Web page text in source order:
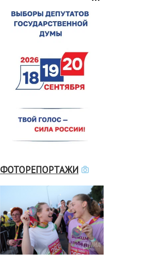
ФОТОРЕПОРТАЖИ